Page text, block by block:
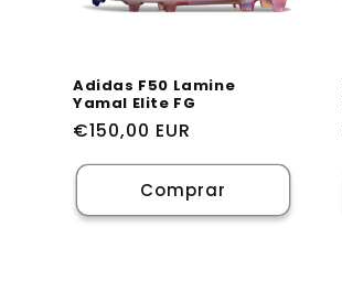
Adidas F50 Lamine
Yamal Elite FG
Preço
normal
€150,00 EUR
Comprar